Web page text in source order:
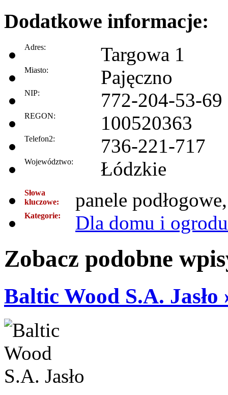
Dodatkowe informacje:
Adres: Targowa 1
Miasto: Pajęczno
NIP: 772-204-53-69
REGON: 100520363
Telefon2: 736-221-717
Województwo: Łódzkie
Słowa
kluczowe:
panele
Kategorie: Dla domu i ogrodu
Zobacz podobne
Baltic Wood S.A. Jasło